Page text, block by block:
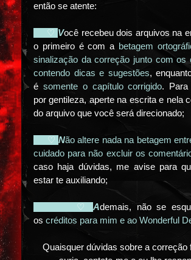
então se atente:
♡ Você recebeu dois arquivos na
o primeiro é com a betagem
sinalização da correção junto com os
contendo dicas e sugestões,
é somente o capítulo corrigido. Para
por gentileza, aperte na escrita e nela
do arquivo que você será direcionado;
♡ Não altere nada na betagem
cuidado para não excluir os
caso haja dúvidas, me avise para
estar te auxiliando;
♡ Ademais, não se
os créditos para mim e ao Wonderful
Quaisquer dúvidas sobre a correção